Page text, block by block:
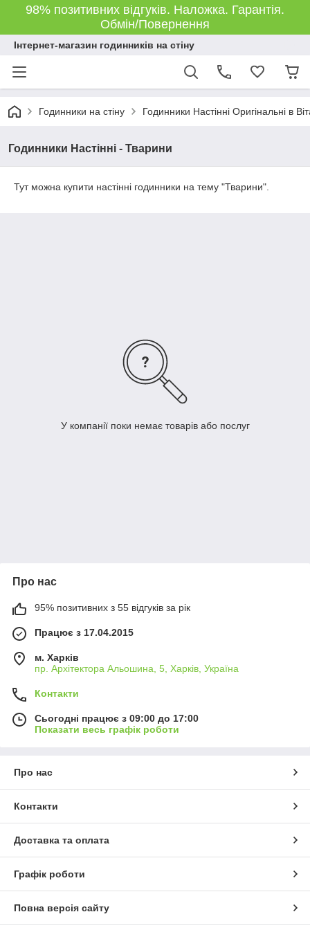
98% позитивних відгуків. Наложка. Гарантія.
Обмін/Повернення
Інтернет-магазин годинників на стіну
Годинники на стіну Годинники Настінні Оригінальні в
Годинники Настінні - Тварини
Тут можна купити настінні годинники на тему "Тварини".
У компанії поки немає товарів або послуг
Про нас
95% позитивних з 55 відгуків за рік
Працює з 17.04.2015
м. Харків
пр. Архітектора Альошина, 5, Харків, Україна
Контакти
Сьогодні працює з 09:00 до 17:00
Показати весь графік роботи
Про нас
Контакти
Доставка та оплата
Графік роботи
Повна версія сайту